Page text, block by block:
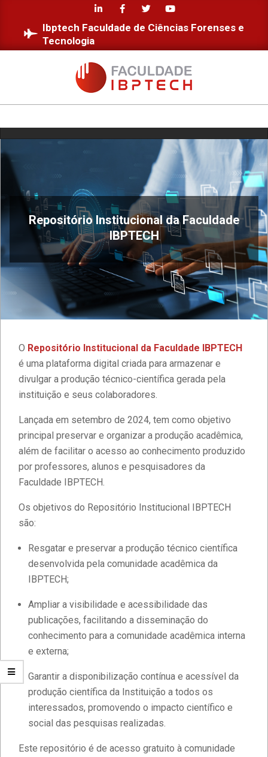
content
Ibptech Faculdade de Ciências Forenses e
Tecnologia
FACULDADE
IBPTECH
Navigation
Menu
Repositório Institucional da Faculdade
IBPTECH
O Repositório Institucional da Faculdade IBPTECH
é uma plataforma digital criada para armazenar e
divulgar a produção técnico-científica gerada pela
instituição e seus colaboradores.
Lançada em setembro de 2024, tem como objetivo
principal preservar e organizar a produção acadêmica,
além de facilitar o acesso ao conhecimento produzido
por professores, alunos e pesquisadores da
Faculdade IBPTECH.
Os objetivos do Repositório Institucional IBPTECH
são:
Resgatar e preservar a produção técnico científica
desenvolvida pela comunidade acadêmica da
IBPTECH;
Ampliar a visibilidade e acessibilidade das
publicações, facilitando a disseminação do
conhecimento para a comunidade acadêmica interna
e externa;
Garantir a disponibilização contínua e acessível da
produção científica da Instituição a todos os
interessados, promovendo o impacto científico e
social das pesquisas realizadas.
Este repositório é de acesso gratuito à comunidade